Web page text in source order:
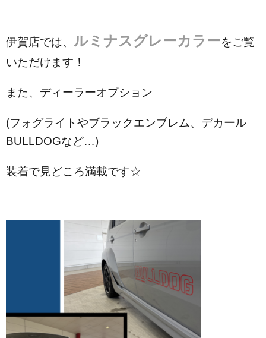
伊賀店では、 ルミナスグレーカラーをご覧
いただけます！
また、ディーラーオプション
(フォグライトやブラックエンブレム、デカール
BULLDOGなど…)
装着で見どころ満載です☆